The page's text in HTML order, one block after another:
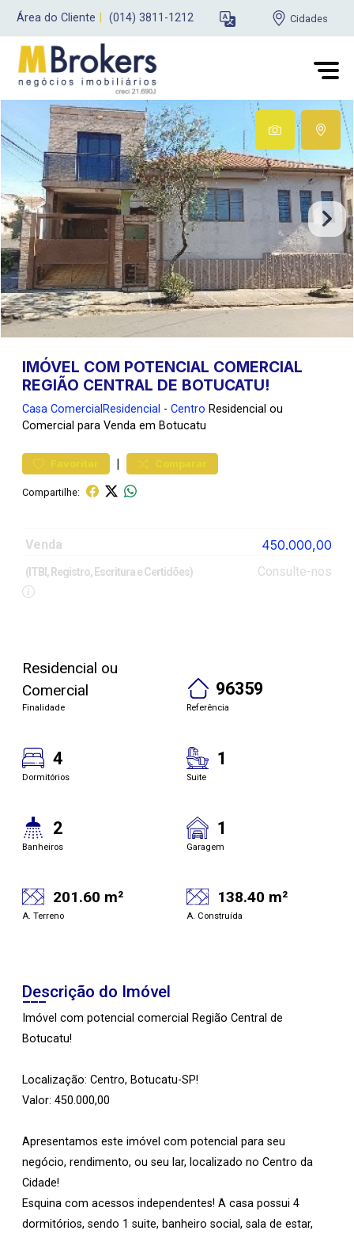
Área do Cliente (014) 3811-1212 Cidades
IMÓVEL COM POTENCIAL COMERCIAL
REGIÃO CENTRAL DE BOTUCATU!
Casa ComercialResidencial - Centro Residencial ou
Comercial para Venda em Botucatu
Favoritar | Comparar
Compartilhe:
Venda 450.000,00
(ITBI, Registro, Escritura e Certidões) Consulte-nos
Residencial ou
Comercial
Finalidade
96359
Referência
4
Dormitórios
1
Suite
2
Banheiros
1
Garagem
201.60 m²
A. Terreno
138.40 m²
A. Construída
Descrição do Imóvel
Imóvel com potencial comercial Região Central de
Botucatu!
Localização: Centro, Botucatu-SP!
Valor: 450.000,00
Apresentamos este imóvel com potencial para seu
negócio, rendimento, ou seu lar, localizado no Centro da
Cidade!
Esquina com acessos independentes! A casa possui 4
dormitórios, sendo 1 suite, banheiro social, sala de estar,